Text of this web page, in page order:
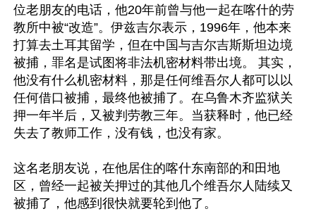
位老朋友的电话，他20年前曾与他一起在喀什的劳
教所中被“改造”。伊兹吉尔表示，1996年，他本来
打算去土耳其留学，但在中国与吉尔吉斯斯坦边境
被捕，罪名是试图将非法机密材料带出境。 其实，
他没有什么机密材料，那是任何维吾尔人都可以以
任何借口被捕，最终他被捕了。在乌鲁木齐监狱关
押一年半后，又被判劳教三年。当获释时，他已经
失去了教师工作，没有钱，也没有家。
这名老朋友说，在他居住的喀什东南部的和田地
区，曾经一起被关押过的其他几个维吾尔人陆续又
被捕了，他感到很快就要轮到他了。